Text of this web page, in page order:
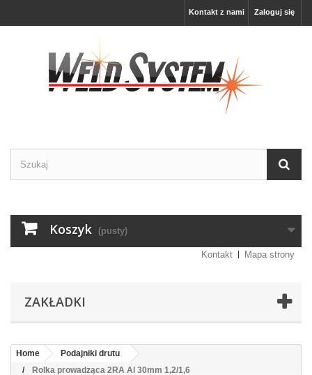
Zaloguj się
Kontakt z nami
Koszyk (pusty)
Kontakt Mapa strony
ZAKŁADKI
Home
Podajniki drutu
Rolka prowadząca 2RA Al 30mm 1,2/1,6